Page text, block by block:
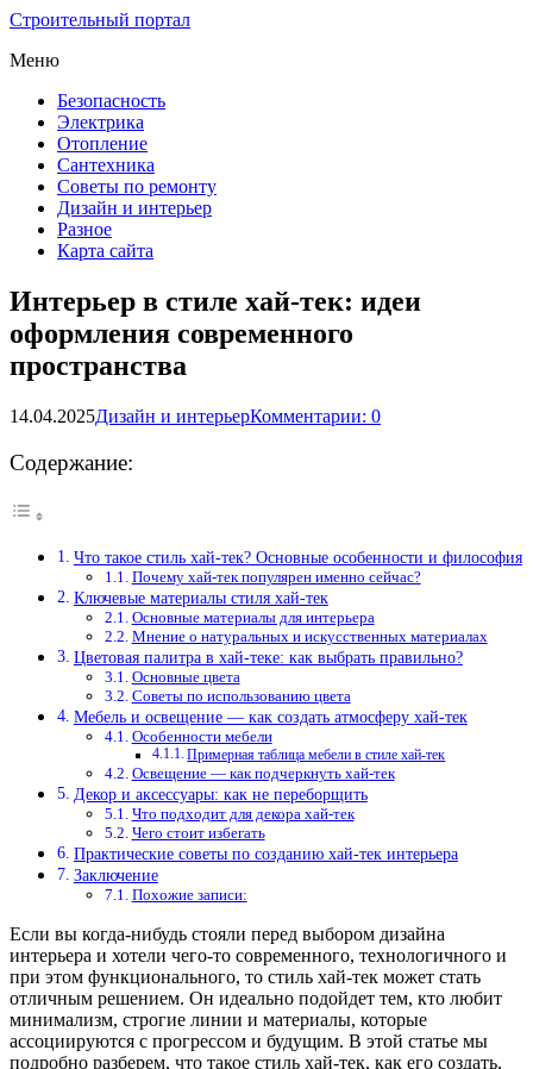
Строительный портал
Меню
Безопасность
Электрика
Отопление
Сантехника
Советы по ремонту
Дизайн и интерьер
Разное
Карта сайта
Интерьер в стиле хай-тек: идеи
оформления современного
пространства
14.04.2025Дизайн и интерьерКомментарии: 0
Содержание:
Что такое стиль хай-тек? Основные особенности и философия
Почему хай-тек популярен именно сейчас?
Ключевые материалы стиля хай-тек
Основные материалы для интерьера
Мнение о натуральных и искусственных материалах
Цветовая палитра в хай-теке: как выбрать правильно?
Основные цвета
Советы по использованию цвета
Мебель и освещение — как создать атмосферу хай-тек
Особенности мебели
Примерная таблица мебели в стиле хай-тек
Освещение — как подчеркнуть хай-тек
Декор и аксессуары: как не переборщить
Что подходит для декора хай-тек
Чего стоит избегать
Практические советы по созданию хай-тек интерьера
Заключение
Похожие записи:
Если вы когда-нибудь стояли перед выбором дизайна
интерьера и хотели чего-то современного, технологичного и
при этом функционального, то стиль хай-тек может стать
отличным решением. Он идеально подойдет тем, кто любит
минимализм, строгие линии и материалы, которые
ассоциируются с прогрессом и будущим. В этой статье мы
подробно разберем, что такое стиль хай-тек, как его создать,